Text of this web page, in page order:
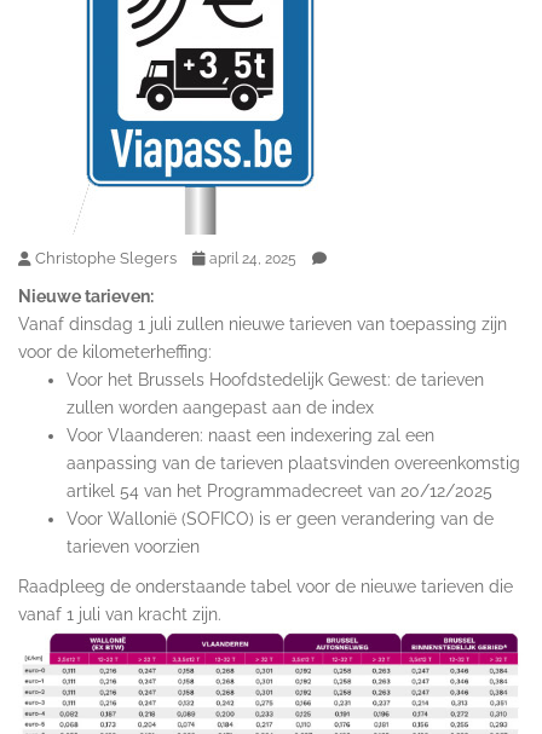
Christophe Slegers april 24, 2025
Nieuwe tarieven:
Vanaf dinsdag 1 juli zullen nieuwe tarieven van toepassing zijn
voor de kilometerheffing:
Voor het Brussels Hoofdstedelijk Gewest: de tarieven
zullen worden aangepast aan de index
Voor Vlaanderen: naast een indexering zal een
aanpassing van de tarieven plaatsvinden overeenkomstig
artikel 54 van het Programmadecreet van 20/12/2025
Voor Wallonië (SOFICO) is er geen verandering van de
tarieven voorzien
Raadpleeg de onderstaande tabel voor de nieuwe tarieven die
vanaf 1 juli van kracht zijn.